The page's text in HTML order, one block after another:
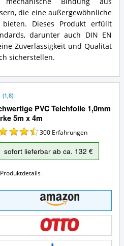
die eine außergewöhnliche
Dieses Produkt erfüllt
darunter auch DIN EN
Zuverlässigkeit und Qualität
sicherstellen.
PVC Teichfolie 1,0mm
5m x 4m
(1,8)
300 Erfahrungen
sofort lieferbar ab ca. 132 €
Produktdetails